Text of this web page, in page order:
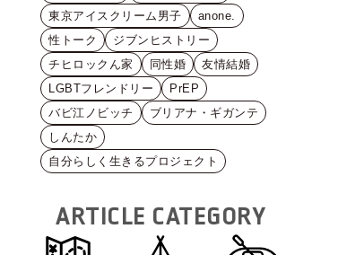
東京アイスクリーム男子
anone.
性トーク
ジブンヒストリー
チヒロックん家
同性婚
友情結婚
LGBTフレンドリー
PrEP
バビ江ノビッチ
ブリアナ・ギガンテ
しんたか
自分らしく生きるプロジェクト
ARTICLE CATEGORY